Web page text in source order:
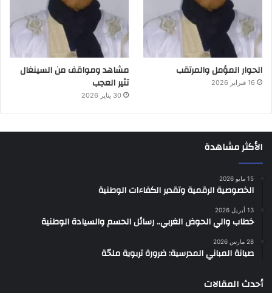
الحوار المؤمل والمرتقب
16 فبراير 2026
مشاهد ومواقف من السينغال
تثير العجب
30 يناير 2026
الأكثر مشاهدة
15 مايو 2026
الخصوصية الرقمية وتقدير الكفاءات الوطنية
13 أبريل 2026
خطاب والي الحوض الغربي.. رسائل الحسم والسيادة الوطنية
28 مارس 2026
صيانة المباني المدرسية: ضرورة تربوية ملحّة
أحدث المقالات